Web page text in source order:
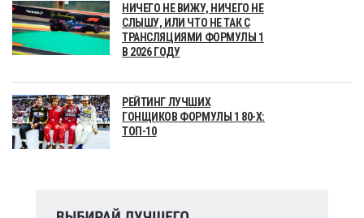
НИЧЕГО НЕ ВИЖУ, НИЧЕГО НЕ
СЛЫШУ, ИЛИ ЧТО НЕ ТАК С
ТРАНСЛЯЦИЯМИ ФОРМУЛЫ 1
В 2026 ГОДУ
РЕЙТИНГ ЛУЧШИХ
ГОНЩИКОВ ФОРМУЛЫ 1 80-Х:
ТОП-10